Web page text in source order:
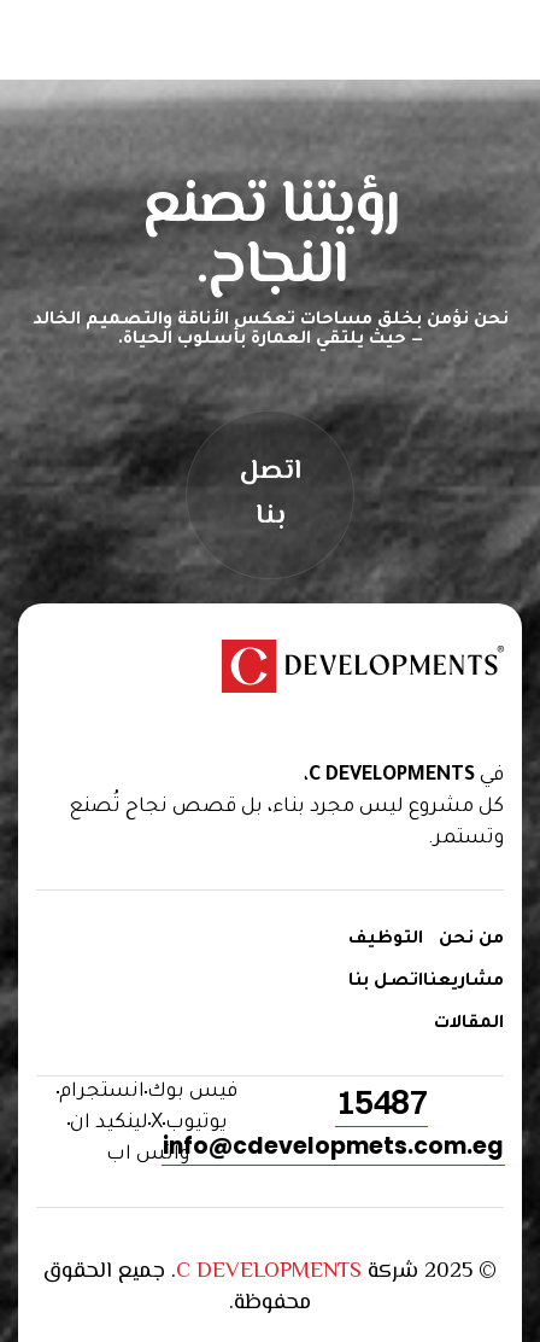
اتصل
بنا
رؤيتنا تصنع
النجاح.
نحن نؤمن بخلق مساحات تعكس الأناقة والتصميم الخالد
— حيث يلتقي العمارة بأسلوب الحياة.
في C DEVELOPMENTS،
كل مشروع ليس مجرد بناء، بل قصص نجاح تُصنع
وتستمر.
من نحن
مشاريعنا
المقالات
التوظيف
اتصل بنا
15487
info@cdevelopmets.com.eg
فيس بوكانستجرام
يوتيوبX لينكيد ان
واتس اب
© 2025 شركة C DEVELOPMENTS. جميع الحقوق
محفوظة.